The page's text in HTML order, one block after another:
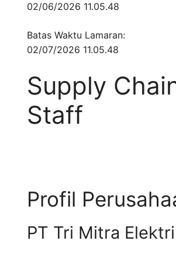
02/06/2026 11.05.48
Batas Waktu Lamaran:
02/07/2026 11.05.48
Supply
Staff
Profil
PT Tri Mitra